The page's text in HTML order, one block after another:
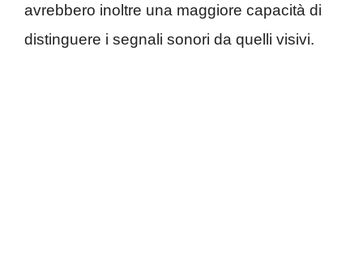
avrebbero inoltre una maggiore capacità di
distinguere i segnali sonori da quelli visivi.